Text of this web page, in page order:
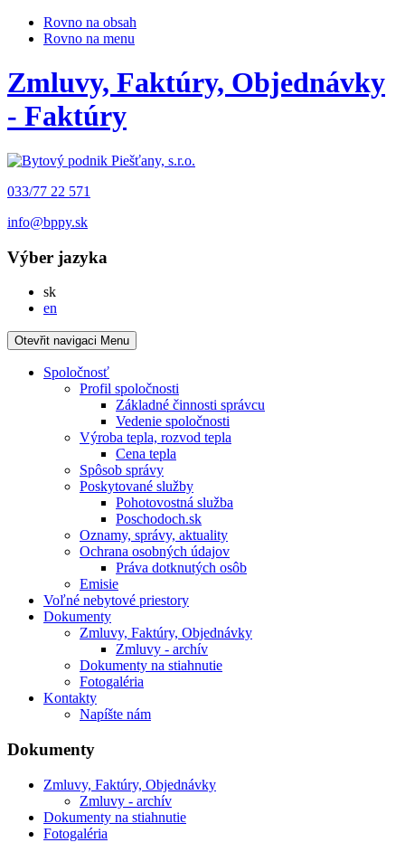
Rovno na obsah
Rovno na menu
Zmluvy, Faktúry, Objednávky
- Faktúry
033/77 22 571
info@bppy.sk
Výber jazyka
skSlovensky
en
Otevřit navigaci Menu
Spoločnosť
Profil spoločnosti
Základné činnosti správcu
Vedenie spoločnosti
Výroba tepla, rozvod tepla
Cena tepla
Spôsob správy
Poskytované služby
Pohotovostná služba
Poschodoch.sk
Oznamy, správy, aktuality
Ochrana osobných údajov
Práva dotknutých osôb
Emisie
Voľné nebytové priestory
Dokumenty
Zmluvy, Faktúry, Objednávky
Zmluvy - archív
Dokumenty na stiahnutie
Fotogaléria
Kontakty
Napíšte nám
Dokumenty
Zmluvy, Faktúry, Objednávky
Zmluvy - archív
Dokumenty na stiahnutie
Fotogaléria